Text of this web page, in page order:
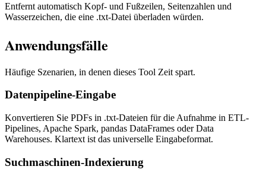
Entfernt automatisch Kopf- und Fußzeilen, Seitenzahlen und
Wasserzeichen, die eine .txt-Datei überladen würden.
Anwendungsfälle
Häufige Szenarien, in denen dieses Tool Zeit spart.
Datenpipeline-Eingabe
Konvertieren Sie PDFs in .txt-Dateien für die Aufnahme in ETL-
Pipelines, Apache Spark, pandas DataFrames oder Data
Warehouses. Klartext ist das universelle Eingabeformat.
Suchmaschinen-Indexierung